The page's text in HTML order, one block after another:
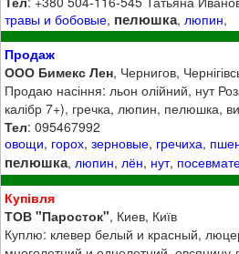
травы и бобовые, пелюшка, люпин,
Продаж
ООО Бимекс Лен, Чернигов,
Продаю насіння: льон олійний, нут
калібр 7+), гречка, люпин, пелюшка,
Тел: 095467992
овощи, горох,зерновые, гречиха,
пелюшка,люпин,лён, нут,
Купівля
ТОВ "Паросток", Киев, Київ
Куплю: клевер белый и красный,